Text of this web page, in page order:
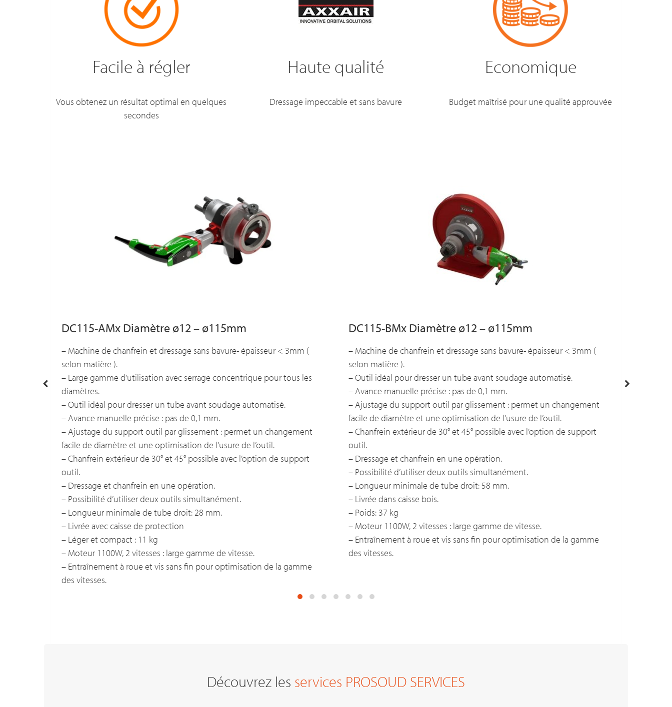
Facile à régler
Vous obtenez un résultat optimal en quelques
secondes
Haute qualité
Dressage impeccable et sans bavure
Economique
Budget maîtrisé pour une qualité approuvée
DC115-AMx Diamètre ø12 – ø115mm
– Machine de chanfrein et dressage sans bavure- épaisseur < 3mm (
selon matière ).
– Large gamme d’utilisation avec serrage concentrique pour tous les
diamètres.
– Outil idéal pour dresser un tube avant soudage automatisé.
– Avance manuelle précise : pas de 0,1 mm.
– Ajustage du support outil par glissement : permet un changement
facile de diamètre et une optimisation de l’usure de l’outil.
– Chanfrein extérieur de 30° et 45° possible avec l’option de support
outil.
– Dressage et chanfrein en une opération.
– Possibilité d’utiliser deux outils simultanément.
– Longueur minimale de tube droit: 28 mm.
– Livrée avec caisse de protection
– Léger et compact : 11 kg
– Moteur 1100W, 2 vitesses : large gamme de vitesse.
– Entraînement à roue et vis sans fin pour optimisation de la gamme
des vitesses.
DC115-BMx Diamètre ø12 – ø115mm
– Machine de chanfrein et dressage sans bavure- épaisseur < 3mm (
selon matière ).
– Outil idéal pour dresser un tube avant soudage automatisé.
– Avance manuelle précise : pas de 0,1 mm.
– Ajustage du support outil par glissement : permet un changement
facile de diamètre et une optimisation de l’usure de l’outil.
– Chanfrein extérieur de 30° et 45° possible avec l’option de support
outil.
– Dressage et chanfrein en une opération.
– Possibilité d’utiliser deux outils simultanément.
– Longueur minimale de tube droit: 58 mm.
– Livrée dans caisse bois.
– Poids: 37 kg
– Moteur 1100W, 2 vitesses : large gamme de vitesse.
– Entraînement à roue et vis sans fin pour optimisation de la gamme
des vitesses.
Découvrez les services PROSOUD SERVICES